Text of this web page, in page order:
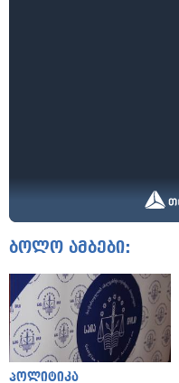
ბოლო ამბები:
პოლიტიკა